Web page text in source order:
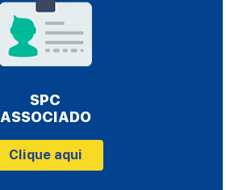
SPC
ASSOCIADO
Clique aqui